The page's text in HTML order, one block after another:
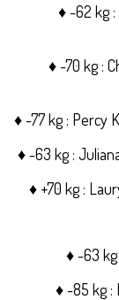
♦ -62 kg :
♦ -70 kg :
♦ -77 kg : Percy
♦ -63 kg :
♦ +70 kg :
♦ -63 kg
♦ -85 kg :